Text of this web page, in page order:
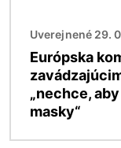
Uverejnené 29.
Európska
„nechce,
masky“